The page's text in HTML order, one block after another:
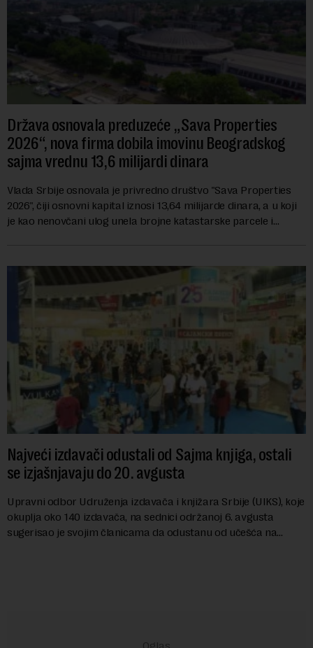
Država osnovala preduzeće „Sava Properties
2026“, nova firma dobila imovinu Beogradskog
sajma vrednu 13,6 milijardi dinara
Vlada Srbije osnovala je privredno društvo "Sava Properties
2026", čiji osnovni kapital iznosi 13,64 milijarde dinara, a u koji
je kao nenovčani ulog unela brojne katastarske parcele i
Najveći izdavači odustali od Sajma knjiga, ostali
se izjašnjavaju do 20. avgusta
Upravni odbor Udruženja izdavača i knjižara Srbije (UIKS), koje
okuplja oko 140 izdavača, na sednici održanoj 6. avgusta
sugerisao je svojim članicama da odustanu od učešća na